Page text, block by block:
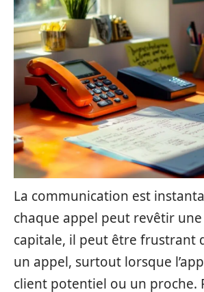
La communication est
chaque appel peut revêtir
capitale, il peut être frustrant
un appel, surtout lorsque
client potentiel ou un proche.